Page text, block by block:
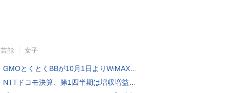
芸能 女子
GMOとくとくBBが10月1日よりWiMAXなど月額605円値上げ！全6種の重要変更を徹底解説
NTTドコモ決算、第1四半期は増収増益 通信収入に底打ちの兆し、金融・AIを強化